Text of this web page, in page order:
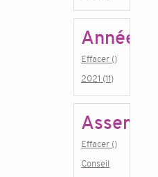
Année
Effacer ()
2021 (11)
Effacer ()
Conseil